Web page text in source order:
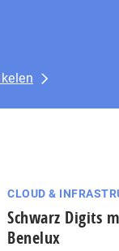
CLOUD &
Schwarz Digits
Benelux